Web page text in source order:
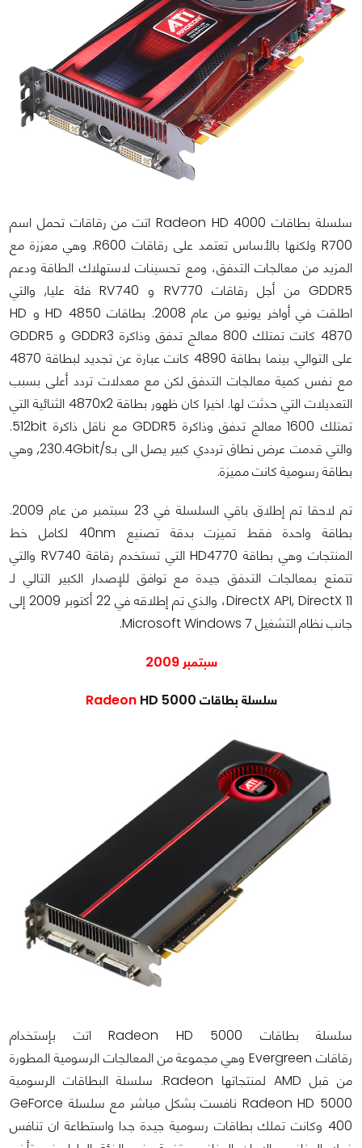
سلسلة بطاقات Radeon HD 4000 اتت من رقاقات تحمل اسم
R700 ولكنها بالأساس تعتمد على رقاقات R600. وهي معززة مع
المزيد من معالجات التدفق، ومع تحسينات لاستهلاك الطاقة ودعم
GDDR5 من أجل رقاقات RV770 و RV740 فئة عليا, والتي
اطلقت في أواخر يونيو من عام 2008. بطاقات HD 4850 و HD
4870 كانت تمتلك 800 معالج تدفق وذاكرة GDDR3 و GDDR5
على التوالي. بينما بطاقة 4890 كانت عبارة عن تجديد لبطاقة 4870
مع نفس كمية معالجات التدفق لكن مع معدلات تردد أعلى بسبب
التعديلات التي حدثت لها. اخيرا كان ظهور بطاقة 4870x2 الثنائية التي
تمتلك 1600 معالج تدفق وذاكرة GDDR5 مع ناقل ذاكرة 512bit.
والتي قدمت عرض نطاق ترددي كبير يصل الى بـ230.4Gbit/s, وهي
بطاقة رسومية كانت مميزة.
تم لاحقا تم إطلاق باقي السلسلة في 23 سبتمبر من عام 2009.
بطاقة واحدة فقط تميزت بدقة تصنيع 40nm لكامل خط
المنتجات وهي بطاقة HD4770 التي تستخدم رقاقة RV740 والتي
تتمتع بمعالجات التدفق جيدة مع توافق للإصدار الكبير التالي لـ
DirectX API, DirectX 11، والذي تم إطلاقه في 22 أكتوبر 2009 إلى
جانب نظام التشغيل Microsoft Windows 7.
سبتمبر 2009
سلسلة بطاقات RadeonHD 5000
سلسلة بطاقات Radeon HD 5000 اتت بإستخدام
رقاقات Evergreen وهي مجموعة من المعالجات الرسومية المطورة
من قبل AMD لمنتجاتها Radeon. سلسلة البطاقات الرسومية
Radeon HD 5000 نافست بشكل مباشر مع سلسلة GeForce
400 وكانت تملك بطاقات رسومية جيدة جدا واستطاعة ان تنافس